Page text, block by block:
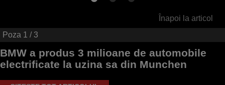
Înapoi la articol
Poza 1 / 3
BMW a produs 3 milioane de automobile
electrificate la uzina sa din Munchen